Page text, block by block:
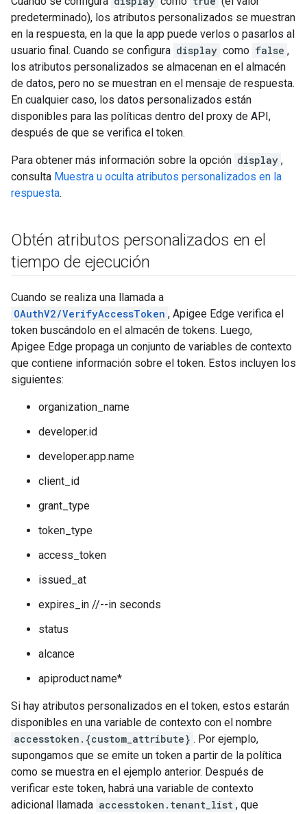
predeterminado), los atributos personalizados se muestran
en la respuesta, en la que la app puede verlos o pasarlos al
usuario final. Cuando se configura display como false ,
los atributos personalizados se almacenan en el almacén
de datos, pero no se muestran en el mensaje de respuesta.
En cualquier caso, los datos personalizados están
disponibles para las políticas dentro del proxy de API,
después de que se verifica el token.
Para obtener más información sobre la opción display ,
consulta Muestra u oculta atributos personalizados en la
respuesta.
Obtén atributos personalizados en el
tiempo de ejecución
Cuando se realiza una llamada a
OAuthV2/VerifyAccessToken , Apigee Edge verifica el
token buscándolo en el almacén de tokens. Luego,
Apigee Edge propaga un conjunto de variables de contexto
que contiene información sobre el token. Estos incluyen los
siguientes:
organization_name
developer.id
developer.app.name
client_id
grant_type
token_type
access_token
issued_at
expires_in //--in seconds
status
alcance
apiproduct.name*
Si hay atributos personalizados en el token, estos estarán
disponibles en una variable de contexto con el nombre
accesstoken.{custom_attribute} . Por ejemplo,
supongamos que se emite un token a partir de la política
como se muestra en el ejemplo anterior. Después de
verificar este token, habrá una variable de contexto
adicional llamada accesstoken.tenant_list , que